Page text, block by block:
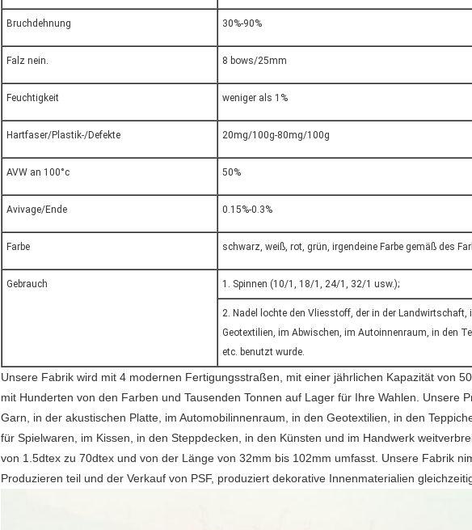
Bruchdehnung 30%-90%
Falz nein. 8 bows/25mm
Feuchtigkeit weniger als 1%
Hartfaser/Plastik-/Defekte 20mg/100g-80mg/100g
AVW an 100°c 50%
Avivage/Ende 0.15%-0.3%
Farbe schwarz, weiß, rot, grün, irgendeine Farbe gemäß des
Gebrauch 1. Spinnen (10/1, 18/1, 24/1, 32/1 usw.);
2. Nadel lochte den Vliesstoff, der in der Landwirtschaft,
Geotextilien, im Abwischen, im Autoinnenraum, in den
etc. benutzt wurde.
Unsere Fabrik wird mit 4 modernen Fertigungsstraßen, mit einer jährlichen Kapazität von
mit Hunderten von den Farben und Tausenden Tonnen auf Lager für Ihre Wahlen. Unsere
Garn, in der akustischen Platte, im Automobilinnenraum, in den Geotextilien, in den
für Spielwaren, im Kissen, in den Steppdecken, in den Künsten und im Handwerk
von 1.5dtex zu 70dtex und von der Länge von 32mm bis 102mm umfasst. Unsere Fabrik
Produzieren teil und der Verkauf von PSF, produziert dekorative Innenmaterialien